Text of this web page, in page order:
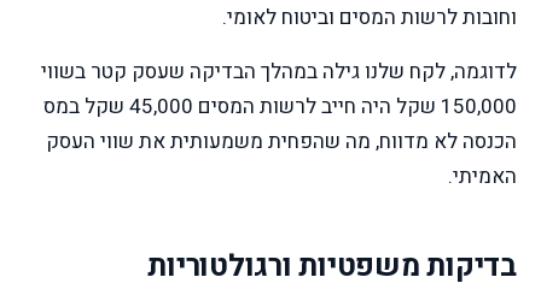
וחובות לרשות המסים וביטוח לאומי.
לדוגמה, לקח שלנו גילה במהלך הבדיקה שעסק קטר בשווי
150,000 שקל היה חייב לרשות המסים 45,000 שקל במס
הכנסה לא מדווח, מה שהפחית משמעותית את שווי העסק
האמיתי.
בדיקות משפטיות ורגולטוריות